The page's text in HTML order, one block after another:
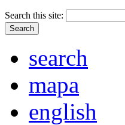
Search this site:
search
mapa
english